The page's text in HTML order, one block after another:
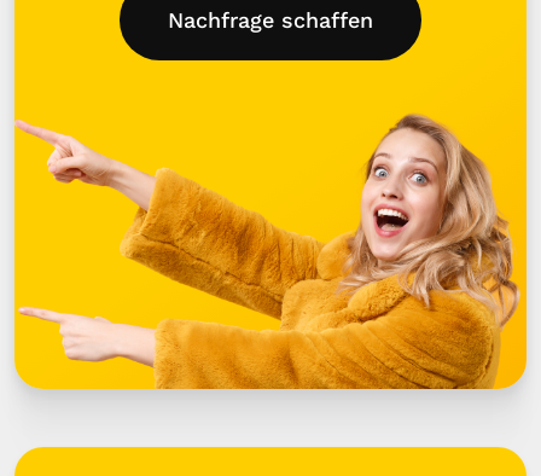
Nachfrage schaffen